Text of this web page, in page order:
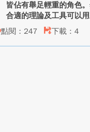
皆佔有舉足輕重的角色
合適的理論及工具可以
點閱：247
下載：4